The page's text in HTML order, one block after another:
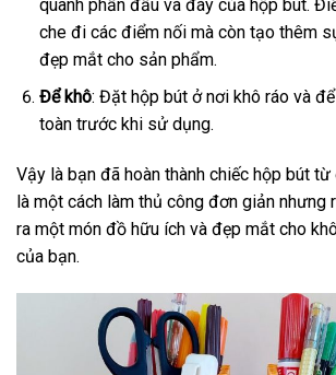
quanh phần đầu và đáy của hộp bút.
che đi các điểm nối mà còn tạo thêm
đẹp mắt cho sản phẩm.
Để khô: Đặt hộp bút ở nơi khô ráo và
toàn trước khi sử dụng.
Vậy là bạn đã hoàn thành chiếc hộp bút
là một cách làm thủ công đơn giản nhưng
ra một món đồ hữu ích và đẹp mắt cho
của bạn.